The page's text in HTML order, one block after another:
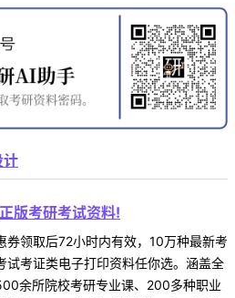
计
版考研考试资料!
券领取后72小时内有效，10万种最新考
试考证类电子打印资料任你选。涵盖全
余所院校考研专业课、200多种职业